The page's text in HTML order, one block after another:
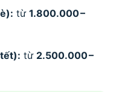
từ 1.800.000 –
từ 2.500.000 –